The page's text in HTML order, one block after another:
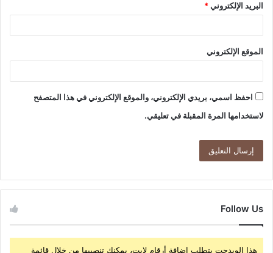
البريد الإلكتروني*
الموقع الإلكتروني
احفظ اسمي، بريدي الإلكتروني، والموقع الإلكتروني في هذا المتصفح
لاستخدامها المرة المقبلة في تعليقي.
Follow Us
هذا الويدجت يتطلب إضافة أرقام لايت، يمكنك تنصيبها من خلال قائمة